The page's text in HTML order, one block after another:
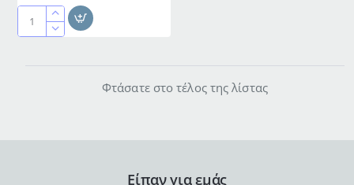
Μαχαίρι
Φτάσατε στο τέλος της λίστας
Είπαν για εμάς